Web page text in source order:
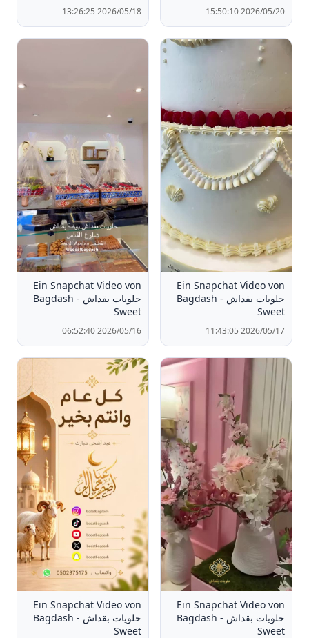
2026/05/20 15:50:10
2026/05/18 13:26:25
Ein Snapchat Video von
حلويات بقداش - Bagdash
Sweet
2026/05/17 11:43:05
Ein Snapchat Video von
حلويات بقداش - Bagdash
Sweet
2026/05/16 06:52:40
Ein Snapchat Video von
حلويات بقداش - Bagdash
Sweet
Ein Snapchat Video von
حلويات بقداش - Bagdash
Sweet